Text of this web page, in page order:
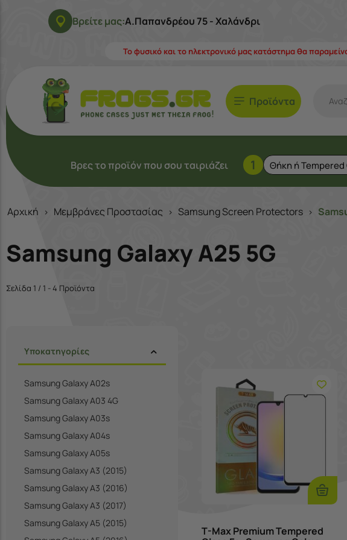
Βρείτε μας:Α.Παπανδρέου 75 - Χαλάνδρι
Το φυσικό και το ηλεκτρονικό μας κατάστημα θα
Προϊόντα
Βρες το προϊόν που σου ταιριάζει 1
Αρχική > Μεμβράνες Προστασίας > Samsung Screen Protectors >
Samsung Galaxy A25 5G
Σελίδα 1 / 1 - 4 Προϊόντα
Υποκατηγορίες
Samsung Galaxy A02s
Samsung Galaxy A03 4G
Samsung Galaxy A03s
Samsung Galaxy A04s
Samsung Galaxy A05s
Samsung Galaxy A3 (2015)
Samsung Galaxy A3 (2016)
Samsung Galaxy A3 (2017)
Samsung Galaxy A5 (2015)
Στο
Καλάθι
T-Max Premium Tempered